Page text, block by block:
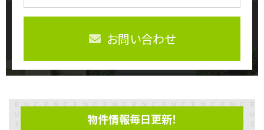
お問い合わせ
物件情報毎日更新！